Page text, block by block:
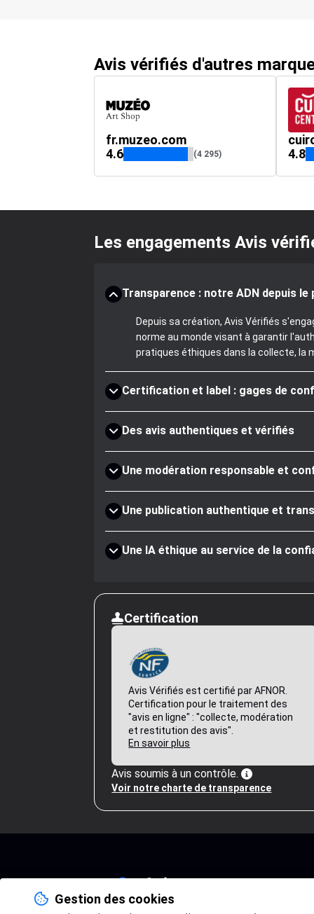
Avis vérifiés d'autres
fr.muzeo.com
4.6
(4 295)
4.8
Les engagements Avis
Transparence : notre ADN depuis le
Depuis sa création, Avis Vérifiés
norme au monde visant à garantir
pratiques éthiques dans la collecte, la
Certification et label : gages de
Des avis authentiques et vérifiés
Une modération responsable et
Une publication authentique et
Une IA éthique au service de la
Certification
Avis Vérifiés est certifié par AFNOR.
Certification pour le traitement des
"avis en ligne" : "collecte, modération
et restitution des avis".
En savoir plus
Avis soumis à un contrôle.
Voir notre charte de transparence
Gestion des cookies